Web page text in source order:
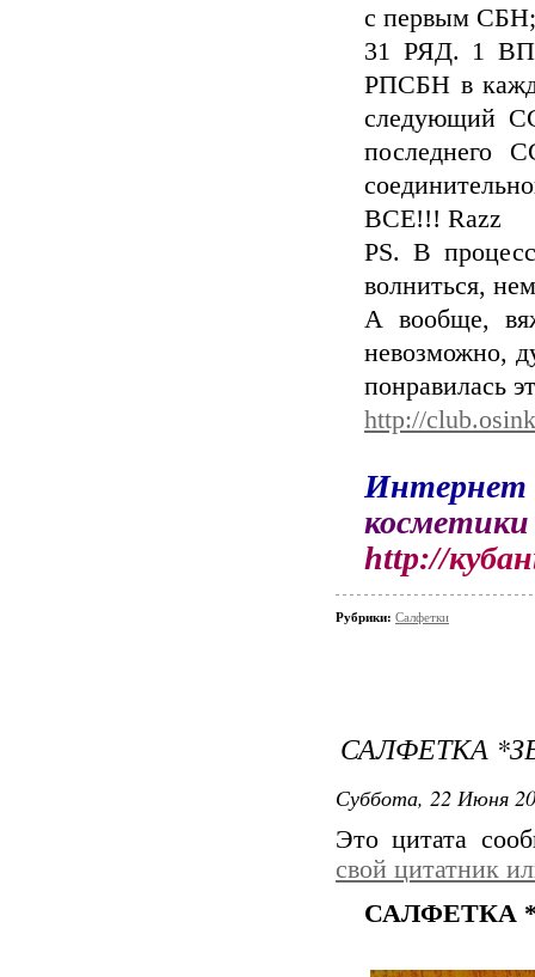
с первым СБН;
31 РЯД. 1
РПСБН в
следующий
последнего
ВСЕ!!! Razz
PS. В
волниться,
А вообще,
невозможно,
понравилась
http://
Интернет
косметики
http://кубан
Рубрики: Салфетки
САЛФЕТКА
Суббота, 22 Июня
Это цитата
свой цитатник
САЛФЕТКА